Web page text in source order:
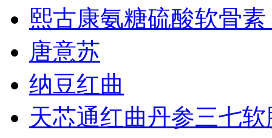
熙古康氨糖硫酸软骨素
唐意苏
纳豆红曲
天芯通红曲丹参三七软